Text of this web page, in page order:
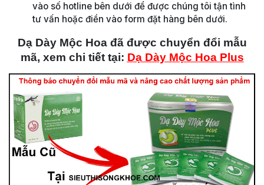
vào số hotline bên dưới để được chúng tôi tận tình
tư vấn hoặc điền vào form đặt hàng bên dưới.
Dạ Dày Mộc Hoa đã được chuyển đổi mẫu
mã, xem chi tiết tại: Dạ Dày Mộc Hoa Plus